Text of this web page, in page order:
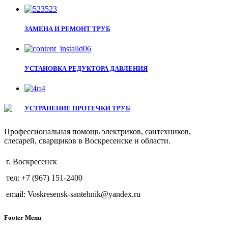
ЗАМЕНА И РЕМОНТ ТРУБ
УСТАНОВКА РЕДУКТОРА ДАВЛЕНИЯ
УСТРАНЕНИЕ ПРОТЕЧКИ ТРУБ
Профессиональная помощь электриков, сантехников,
слесарей, сварщиков в Воскресенске и области.
г. Воскресенск
тел: +7 (967) 151-2400
email: Voskresensk-santehnik@yandex.ru
Footer Menu